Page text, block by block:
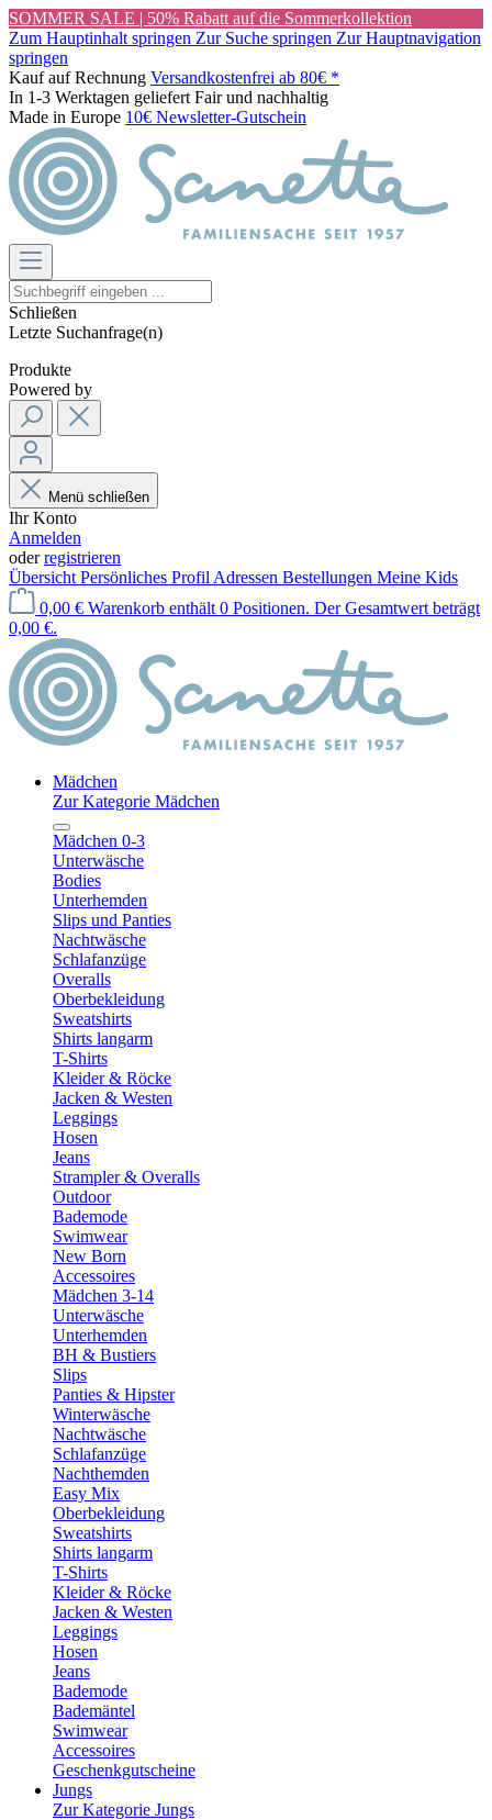
SOMMER SALE | 50% Rabatt auf die Sommerkollektion
Zum Hauptinhalt springen Zur Suche springen Zur Hauptnavigation
springen
Kauf auf Rechnung Versandkostenfrei ab 80€ *
In 1-3 Werktagen geliefert Fair und nachhaltig
Made in Europe 10€ Newsletter-Gutschein
Schließen
Letzte Suchanfrage(n)
Produkte
Powered by
Menü schließen
Ihr Konto
Anmelden
oderregistrieren
Übersicht Persönliches Profil Adressen Bestellungen Meine Kids
0,00 € Warenkorb enthält 0 Positionen. Der Gesamtwert beträgt
0,00 €.
Mädchen
Zur Kategorie Mädchen
Mädchen 0-3
Unterwäsche
Bodies
Unterhemden
Slips und Panties
Nachtwäsche
Schlafanzüge
Overalls
Oberbekleidung
Sweatshirts
Shirts langarm
T-Shirts
Kleider & Röcke
Jacken & Westen
Leggings
Hosen
Jeans
Strampler & Overalls
Outdoor
Bademode
Swimwear
New Born
Accessoires
Mädchen 3-14
Unterwäsche
Unterhemden
BH & Bustiers
Slips
Panties & Hipster
Winterwäsche
Nachtwäsche
Schlafanzüge
Nachthemden
Easy Mix
Oberbekleidung
Sweatshirts
Shirts langarm
T-Shirts
Kleider & Röcke
Jacken & Westen
Leggings
Hosen
Jeans
Bademode
Bademäntel
Swimwear
Accessoires
Geschenkgutscheine
Jungs
Zur Kategorie Jungs